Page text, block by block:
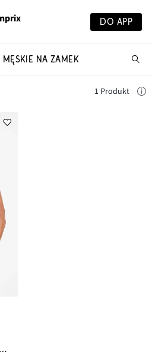
DO APP
MĘSKIE NA ZAMEK
1 Produkt
Koszulka polo z zamkiem z bawełnianej piki